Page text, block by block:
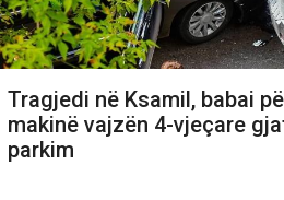
Tragjedi në Ksamil, babai
makinë vajzën 4-vjeçare
parkim